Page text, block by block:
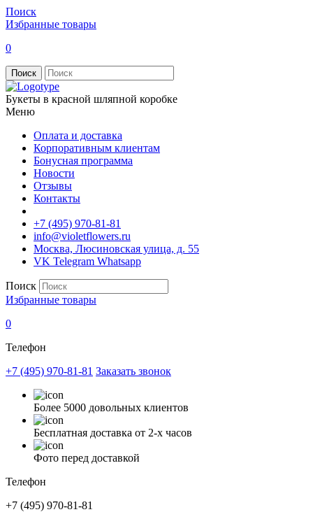
Поиск
Избранные товары
0
Поиск
Букеты в красной шляпной коробке
Меню
Оплата и доставка
Корпоративным клиентам
Бонусная программа
Новости
Отзывы
Контакты
+7 (495) 970-81-81
info@violetflowers.ru
Москва, Люсиновская улица, д. 55
VK Telegram Whatsapp
Поиск
Избранные товары
0
Телефон
+7 (495) 970-81-81 Заказать звонок
Более 5000 довольных клиентов
Бесплатная доставка от 2-х часов
Фото перед доставкой
Телефон
+7 (495) 970-81-81